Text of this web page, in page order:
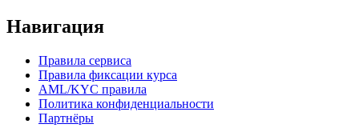
Навигация
Правила сервиса
Правила фиксации курса
AML/KYC правила
Политика конфиденциальности
Партнёры